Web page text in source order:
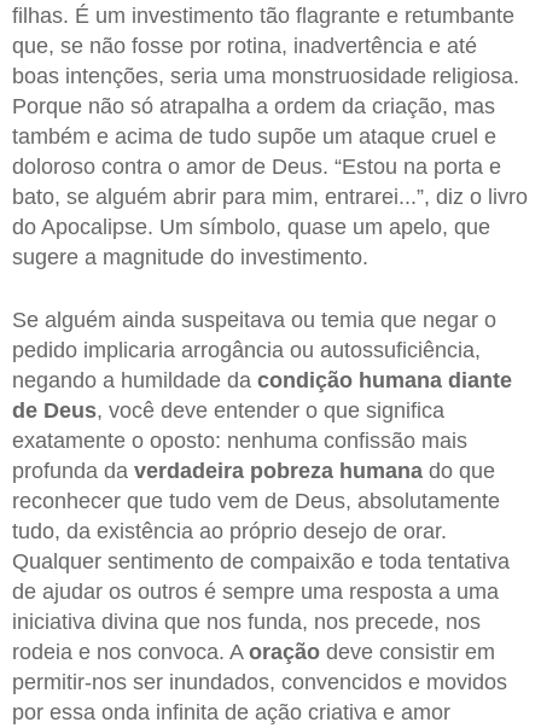
filhas. É um investimento tão flagrante e retumbante
que, se não fosse por rotina, inadvertência e até
boas intenções, seria uma monstruosidade religiosa.
Porque não só atrapalha a ordem da criação, mas
também e acima de tudo supõe um ataque cruel e
doloroso contra o amor de Deus. “Estou na porta e
bato, se alguém abrir para mim, entrarei...”, diz o livro
do Apocalipse. Um símbolo, quase um apelo, que
sugere a magnitude do investimento.
Se alguém ainda suspeitava ou temia que negar o
pedido implicaria arrogância ou autossuficiência,
negando a humildade da condição humana diante
de Deus, você deve entender o que significa
exatamente o oposto: nenhuma confissão mais
profunda da verdadeira pobreza humana do que
reconhecer que tudo vem de Deus, absolutamente
tudo, da existência ao próprio desejo de orar.
Qualquer sentimento de compaixão e toda tentativa
de ajudar os outros é sempre uma resposta a uma
iniciativa divina que nos funda, nos precede, nos
rodeia e nos convoca. A oração deve consistir em
permitir-nos ser inundados, convencidos e movidos
por essa onda infinita de ação criativa e amor